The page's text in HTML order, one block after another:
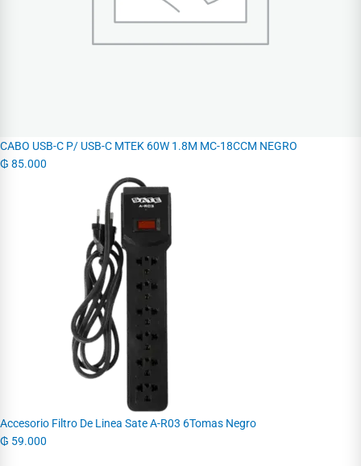
CABO USB-C P/ USB-C MTEK 60W 1.8M MC-18CCM NEGRO
₲ 85.000
Accesorio Filtro De Linea Sate A-R03 6Tomas Negro
₲ 59.000